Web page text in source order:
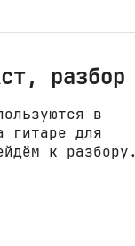
разбор
в
гитаре для
к разбору.